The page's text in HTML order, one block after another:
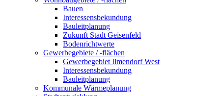
Bauen
Interessensbekundung
Bauleitplanung
Zukunft Stadt Geisenfeld
Bodenrichtwerte
Gewerbegebiete / -flächen
Gewerbegebiet Ilmendorf West
Interessensbekundung
Bauleitplanung
Kommunale Wärmeplanung